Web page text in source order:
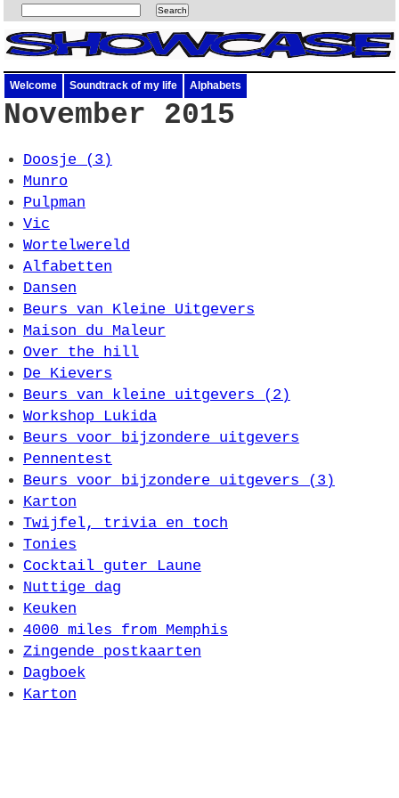
Welcome Soundtrack of my life Alphabets
November 2015
Doosje (3)
Munro
Pulpman
Vic
Wortelwereld
Alfabetten
Dansen
Beurs van Kleine Uitgevers
Maison du Maleur
Over the hill
De Kievers
Beurs van kleine uitgevers (2)
Workshop Lukida
Beurs voor bijzondere uitgevers
Pennentest
Beurs voor bijzondere uitgevers (3)
Karton
Twijfel, trivia en toch
Tonies
Cocktail guter Laune
Nuttige dag
Keuken
4000 miles from Memphis
Zingende postkaarten
Dagboek
Karton